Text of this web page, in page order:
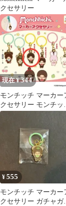
クセサリー
現在 ¥344
モンチッチ マーカー
クセサリー モンチッ
くん
¥555
モンチッチ マーカー
クセサリー ガチャガ